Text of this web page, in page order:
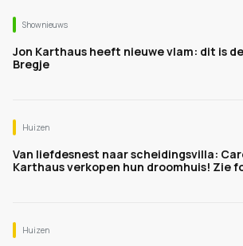
Shownieuws
Jon Karthaus heeft nieuwe vlam: dit is
Bregje
Huizen
Van liefdesnest naar scheidingsvilla:
Karthaus verkopen hun droomhuis! Zie
Huizen